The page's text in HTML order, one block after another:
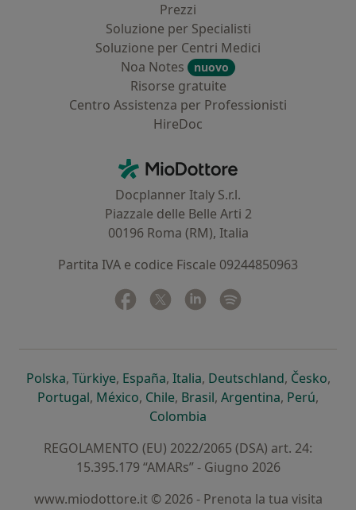
Prezzi
Soluzione per Specialisti
Soluzione per Centri Medici
Noa Notes
nuovo
Risorse gratuite
Centro Assistenza per Professionisti
HireDoc
MioDottore - Homepage
Docplanner Italy S.r.l.
Piazzale delle Belle Arti 2
00196 Roma (RM), Italia
Partita IVA e codice Fiscale 09244850963
Facebook
si apre in una nuova scheda
Twitter
si apre in una nuova scheda
Linkedin
si apre in una nuova
Polskasi apre in una nuova scheda
, Türkiyesi apre in una nuova scheda
, Españasi apre in una nuova scheda
, Italiasi apre in una nuova
, Deutschlandsi apre in
, Českosi
,
Portugalsi apre in una nuova scheda
, Méxicosi apre in una nuova scheda
, Chilesi apre in una nuova scheda
, Brasilsi apre in una nuova
, Argentinasi apre in
, Perúsi
,
Colombia
REGOLAMENTO (EU) 2022/2065 (DSA) art. 24:
15.395.179 “AMARs” - Giugno 2026
www.miodottore.it © 2026 - Prenota la tua visita